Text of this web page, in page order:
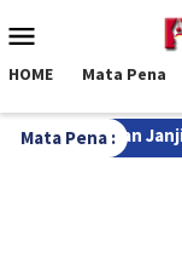
ke
Mobile
HOME Mata Pena
Mata Pena :
Hukum